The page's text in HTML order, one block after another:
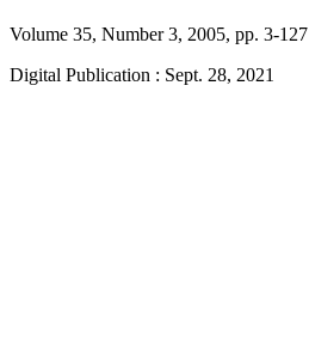
Volume 35, Number 3, 2005, pp. 3-127
Digital Publication : Sept. 28, 2021